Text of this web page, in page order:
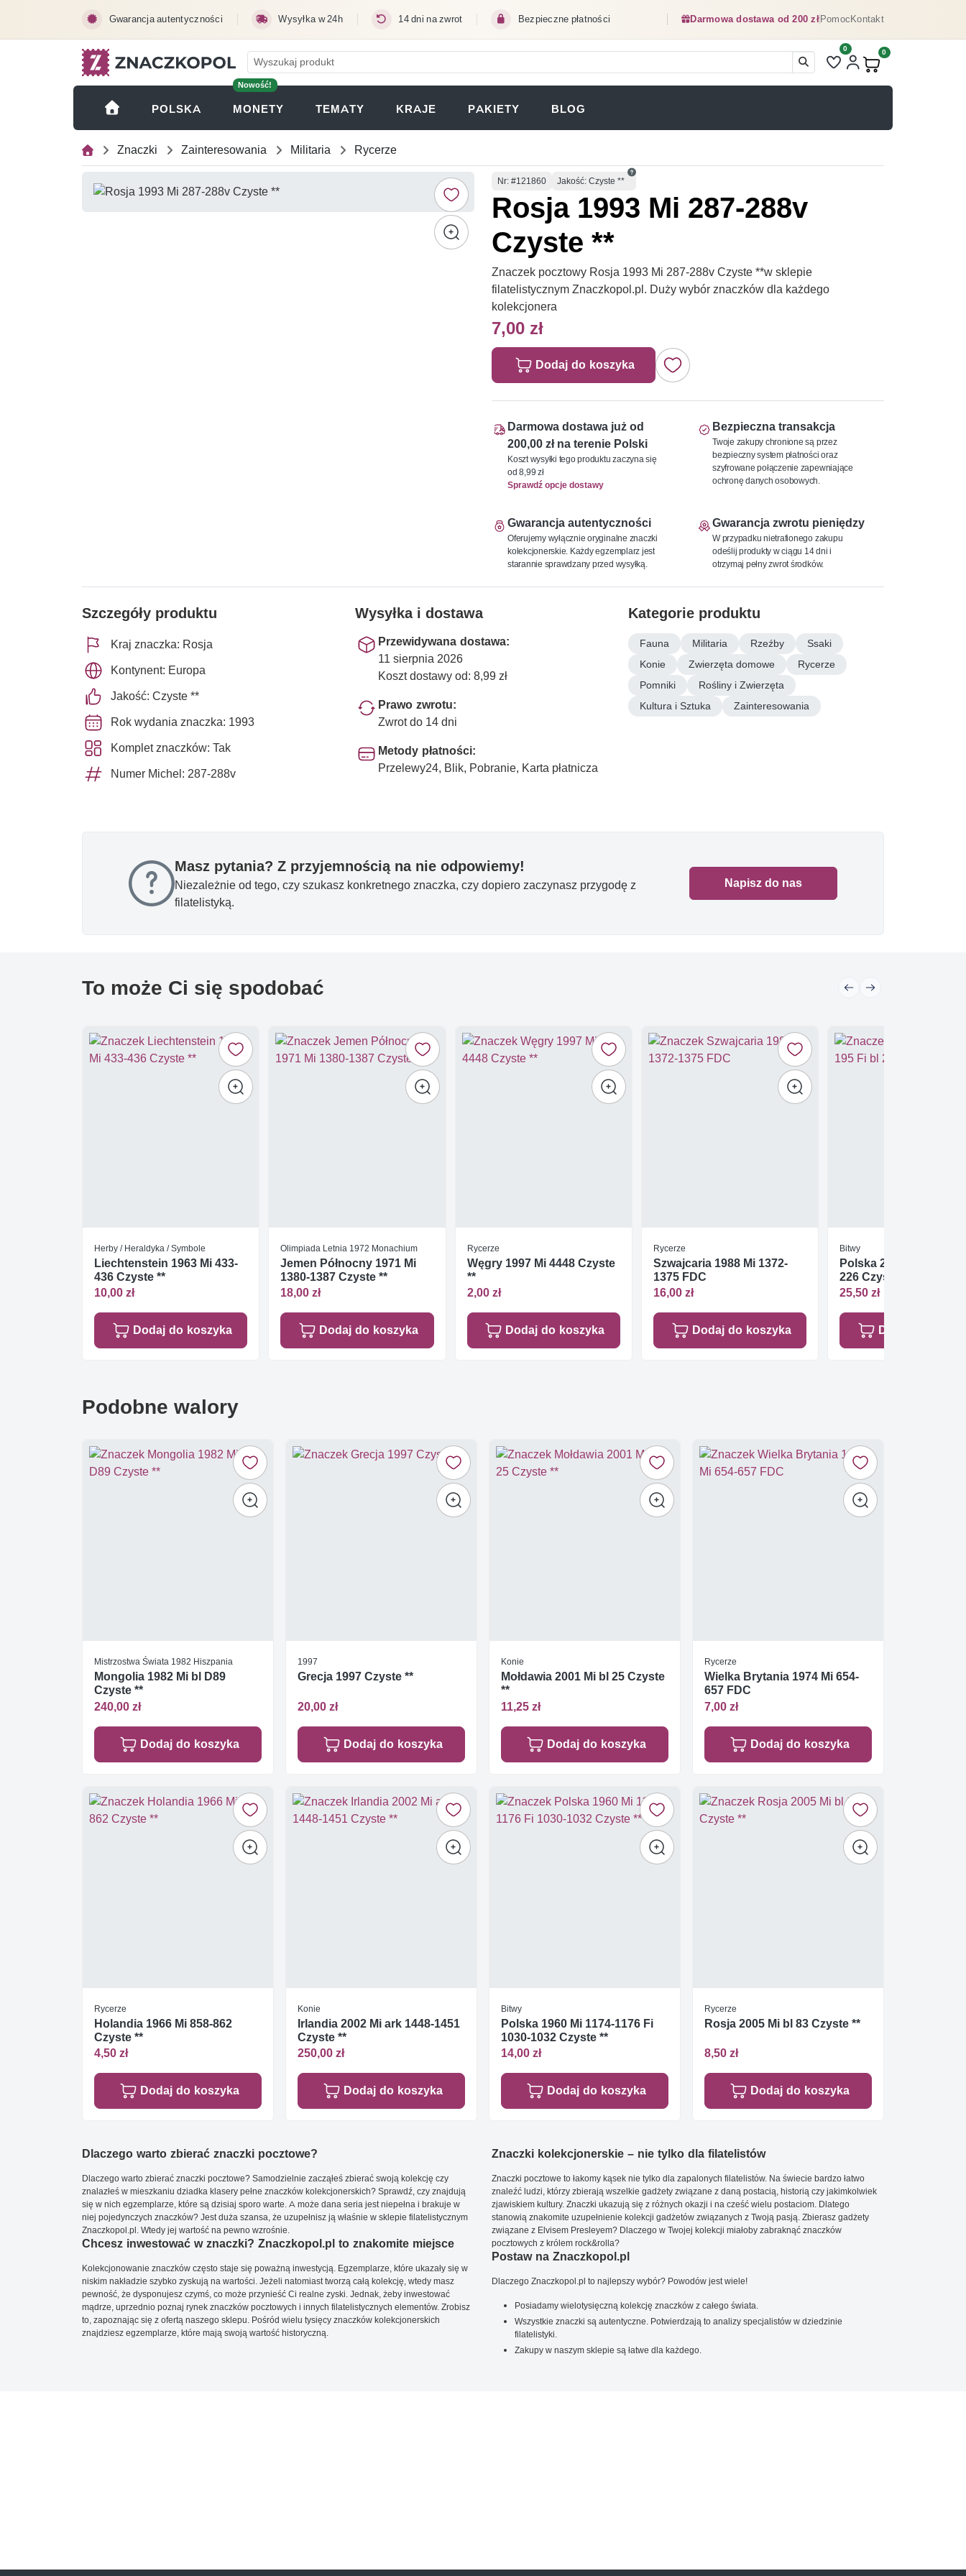
Gwarancja autentyczności Wysyłka w 24h 14 dni na zwrot Bezpieczne płatności Darmowa dostawa od 200 złPomocKontakt
Liczba pozycji na liście
0
Produkty w koszyku:
0
POLSKA
Nowość!
MONETY (OTWIERA SIĘ W NOWEJ KARCIE)
TEMATY KRAJE PAKIETY BLOG
Znaczki Zainteresowania Militaria Rycerze
Numer
Nr: #121860 Jakość: Czyste **
Rosja 1993 Mi 287-288v
Czyste **
Znaczek pocztowy Rosja 1993 Mi 287-288v Czyste **w sklepie
filatelistycznym Znaczkopol.pl. Duży wybór znaczków dla każdego
kolekcjonera
7,00 zł
Dodaj do koszyka
Darmowa dostawa już od
200,00 zł na terenie Polski
Koszt wysyłki tego produktu zaczyna się
od 8,99 zł
Sprawdź opcje dostawy
Bezpieczna transakcja
Twoje zakupy chronione są przez
bezpieczny system płatności oraz
szyfrowane połączenie zapewniające
ochronę danych osobowych.
Gwarancja autentyczności
Oferujemy wyłącznie oryginalne znaczki
kolekcjonerskie. Każdy egzemplarz jest
starannie sprawdzany przed wysyłką.
Gwarancja zwrotu pieniędzy
W przypadku nietrafionego zakupu
odeślij produkty w ciągu 14 dni i
otrzymaj pełny zwrot środków.
Szczegóły produktu
Kraj znaczka: Rosja
Kontynent: Europa
Jakość: Czyste **
Rok wydania znaczka: 1993
Komplet znaczków: Tak
Numer Michel: 287-288v
Wysyłka i dostawa
Przewidywana dostawa:
11 sierpnia 2026
Koszt dostawy od: 8,99 zł
Prawo zwrotu:
Zwrot do 14 dni
Metody płatności:
Przelewy24, Blik, Pobranie, Karta płatnicza
Kategorie produktu
Fauna Militaria Rzeźby
Ssaki
Konie
Zwierzęta domowe
Rycerze
Pomniki
Rośliny i Zwierzęta
Kultura i Sztuka
Zainteresowania
Masz pytania? Z przyjemnością na nie odpowiemy!
Niezależnie od tego, czy szukasz konkretnego znaczka, czy dopiero zaczynasz przygodę z
filatelistyką.
Napisz do nas
To może Ci się spodobać
Herby / Heraldyka / Symbole
Liechtenstein 1963 Mi 433-
436 Czyste **
10,00 zł
Dodaj do koszyka
Olimpiada Letnia 1972 Monachium
Jemen Północny 1971 Mi
1380-1387 Czyste **
18,00 zł
Dodaj do koszyka
Rycerze
Węgry 1997 Mi 4448 Czyste
**
2,00 zł
Dodaj do koszyka
Rycerze
Szwajcaria 1988 Mi 1372-
1375 FDC
16,00 zł
Dodaj do koszyka
Bitwy
Polska 2010 Mi bl 195
226 Czyste **
25,50 zł
Dodaj do
Podobne walory
Mistrzostwa Świata 1982 Hiszpania
Mongolia 1982 Mi bl D89
Czyste **
240,00 zł
Dodaj do koszyka
1997
Grecja 1997 Czyste **
20,00 zł
Dodaj do koszyka
Konie
Mołdawia 2001 Mi bl 25 Czyste
**
11,25 zł
Dodaj do koszyka
Rycerze
Wielka Brytania 1974 Mi 654-
657 FDC
7,00 zł
Dodaj do koszyka
Rycerze
Holandia 1966 Mi 858-862
Czyste **
4,50 zł
Dodaj do koszyka
Konie
Irlandia 2002 Mi ark 1448-1451
Czyste **
250,00 zł
Dodaj do koszyka
Bitwy
Polska 1960 Mi 1174-1176 Fi
1030-1032 Czyste **
14,00 zł
Dodaj do koszyka
Rycerze
Rosja 2005 Mi bl 83 Czyste **
8,50 zł
Dodaj do koszyka
Dlaczego warto zbierać znaczki pocztowe?
Dlaczego warto zbierać znaczki pocztowe? Samodzielnie zacząłeś zbierać swoją kolekcję czy
znalazłeś w mieszkaniu dziadka klasery pełne znaczków kolekcjonerskich? Sprawdź, czy znajdują
się w nich egzemplarze, które są dzisiaj sporo warte. A może dana seria jest niepełna i brakuje w
niej pojedynczych znaczków? Jest duża szansa, że uzupełnisz ją właśnie w sklepie filatelistycznym
Znaczkopol.pl. Wtedy jej wartość na pewno wzrośnie.
Chcesz inwestować w znaczki? Znaczkopol.pl to znakomite miejsce
Kolekcjonowanie znaczków często staje się poważną inwestycją. Egzemplarze, które ukazały się w
niskim nakładzie szybko zyskują na wartości. Jeżeli natomiast tworzą całą kolekcję, wtedy masz
pewność, że dysponujesz czymś, co może przynieść Ci realne zyski. Jednak, żeby inwestować
mądrze, uprzednio poznaj rynek znaczków pocztowych i innych filatelistycznych elementów. Zrobisz
to, zapoznając się z ofertą naszego sklepu. Pośród wielu tysięcy znaczków kolekcjonerskich
znajdziesz egzemplarze, które mają swoją wartość historyczną.
Znaczki kolekcjonerskie – nie tylko dla filatelistów
Znaczki pocztowe to łakomy kąsek nie tylko dla zapalonych filatelistów. Na świecie bardzo łatwo
znaleźć ludzi, którzy zbierają wszelkie gadżety związane z daną postacią, historią czy jakimkolwiek
zjawiskiem kultury. Znaczki ukazują się z różnych okazji i na cześć wielu postaciom. Dlatego
stanowią znakomite uzupełnienie kolekcji gadżetów związanych z Twoją pasją. Zbierasz gadżety
związane z Elvisem Presleyem? Dlaczego w Twojej kolekcji miałoby zabraknąć znaczków
pocztowych z królem rock&rolla?
Postaw na Znaczkopol.pl
Dlaczego Znaczkopol.pl to najlepszy wybór? Powodów jest wiele!
Posiadamy wielotysięczną kolekcję znaczków z całego świata.
Wszystkie znaczki są autentyczne. Potwierdzają to analizy specjalistów w dziedzinie
filatelistyki.
Zakupy w naszym sklepie są łatwe dla każdego.